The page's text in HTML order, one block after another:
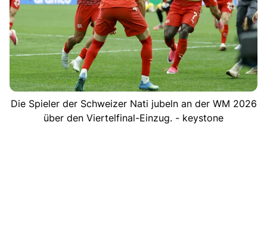
Die Spieler der Schweizer Nati jubeln an der WM 2026
über den Viertelfinal-Einzug. - keystone